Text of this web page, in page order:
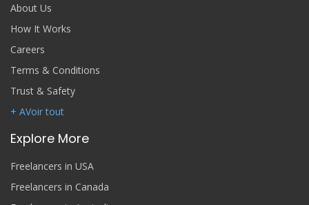
About Us
How It Works
Careers
Terms & Conditions
Trust & Safety
+ AVoir tout
Explore More
Freelancers in USA
Freelancers in Canada